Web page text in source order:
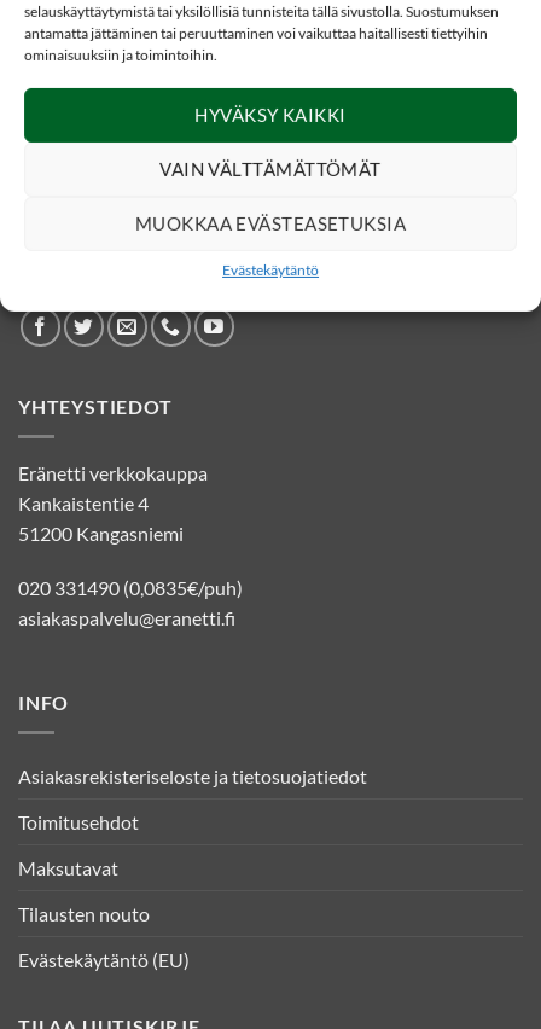
selauskäyttäytymistä tai yksilöllisiä tunnisteita tällä sivustolla. Suostumuksen
antamatta jättäminen tai peruuttaminen voi vaikuttaa haitallisesti tiettyihin
ominaisuuksiin ja toimintoihin.
HYVÄKSY KAIKKI
VAIN VÄLTTÄMÄTTÖMÄT
MUOKKAA EVÄSTEASETUKSIA
Evästekäytäntö
hinta
34,60 €.
hinta
20,40 €.
YHTEYSTIEDOT
Eränetti verkkokauppa
Kankaistentie 4
51200 Kangasniemi
020 331490 (0,0835€/puh)
asiakaspalvelu@eranetti.fi
INFO
Asiakasrekisteriseloste ja tietosuojatiedot
Toimitusehdot
Maksutavat
Tilausten nouto
Evästekäytäntö (EU)